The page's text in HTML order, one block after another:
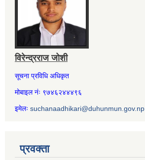
विरेन्द्रराज जोशी
सूचना प्रविधि अधिकृत
मोबाइल नंः ९७४६२४४४९६
इमेलः suchanaadhikari@duhunmun.gov.np
प्रवक्ता